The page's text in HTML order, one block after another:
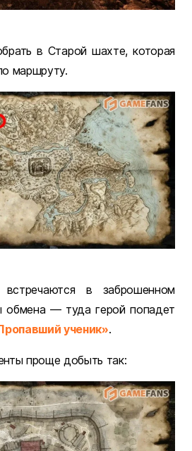
в Старой шахте, которая
маршруту.
в заброшенном
обмена — туда герой попадет
ученик».
проще добыть так: